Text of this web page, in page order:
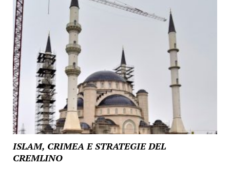
ISLAM, CRIMEA E STRATEGIE DEL
CREMLINO